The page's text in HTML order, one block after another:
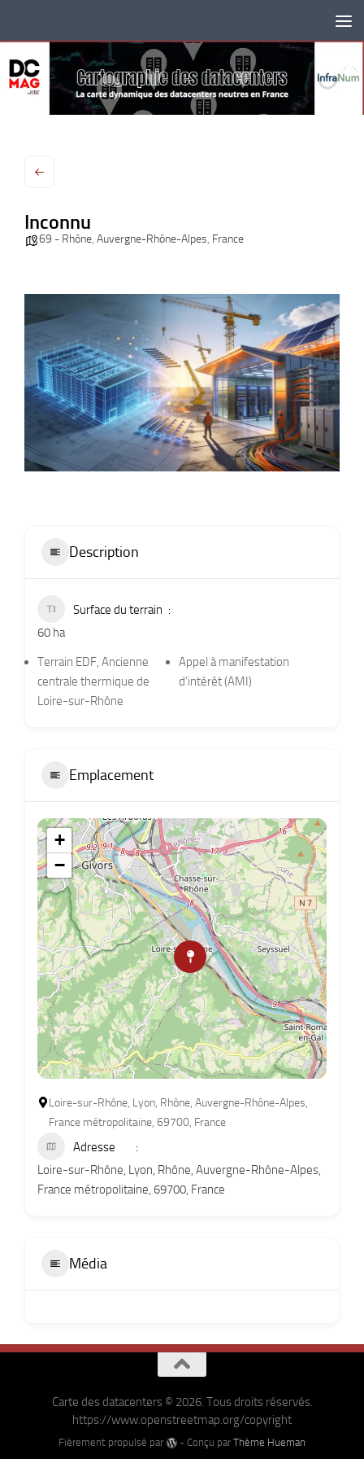
Inconnu
69 - Rhône, Auvergne-Rhône-Alpes, France
Description
Surface du terrain
60 ha
Terrain EDF, Ancienne
centrale thermique de
Loire-sur-Rhône
Appel à manifestation
d’intérêt (AMI)
Emplacement
+
−
Loire-sur-Rhône, Lyon, Rhône, Auvergne-Rhône-Alpes,
France métropolitaine, 69700, France
Adresse
Loire-sur-Rhône, Lyon, Rhône, Auvergne-Rhône-Alpes,
France métropolitaine, 69700, France
Média
Carte des datacenters © 2026. Tous droits réservés.
https://www.openstreetmap.org/copyright
Fièrement propulsé par - Conçu parThème Hueman